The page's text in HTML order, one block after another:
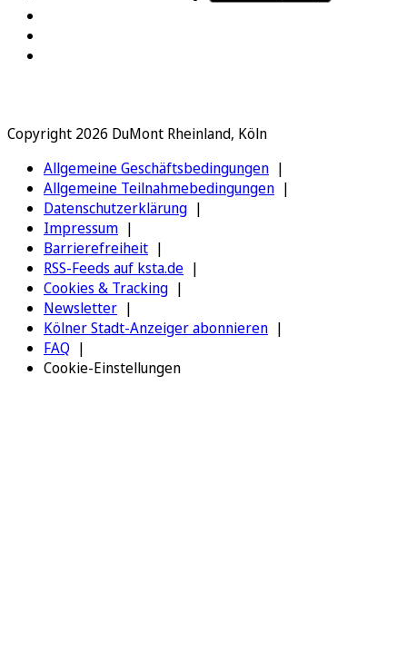
Copyright 2026 DuMont Rheinland, Köln
Allgemeine Geschäftsbedingungen
Allgemeine Teilnahmebedingungen
Datenschutzerklärung
Impressum
Barrierefreiheit
RSS-Feeds auf ksta.de
Cookies & Tracking
Newsletter
Kölner Stadt-Anzeiger abonnieren
FAQ
Cookie-Einstellungen